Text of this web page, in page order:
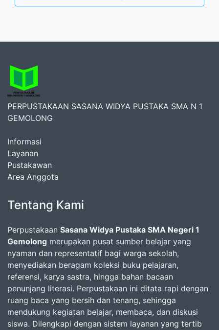
PERPUSTAKAAN SASANA WIDYA PUSTAKA SMA N 1
GEMOLONG
Informasi
Layanan
Pustakawan
Area Anggota
Tentang Kami
Perpustakaan Sasana Widya Pustaka SMA Negeri 1
Gemolong merupakan pusat sumber belajar yang
nyaman dan representatif bagi warga sekolah,
menyediakan beragam koleksi buku pelajaran,
referensi, karya sastra, hingga bahan bacaan
penunjang literasi. Perpustakaan ini ditata rapi dengan
ruang baca yang bersih dan tenang, sehingga
mendukung kegiatan belajar, membaca, dan diskusi
siswa. Dilengkapi dengan sistem layanan yang tertib